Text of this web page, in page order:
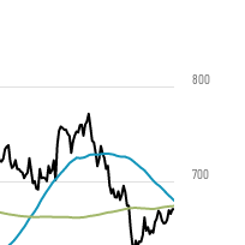
700
800